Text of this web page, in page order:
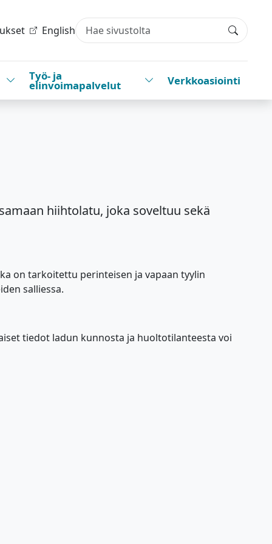
English Haku
Vaihda alasvetovalikkoa
Työ- ja
elinvoimapalvelut Vaihda alasvetovalikkoa
Verkkoasiointi
hiihtolatu, joka soveltuu sekä
on tarkoitettu perinteisen ja vapaan tyylin
salliessa.
tiedot ladun kunnosta ja huoltotilanteesta voi